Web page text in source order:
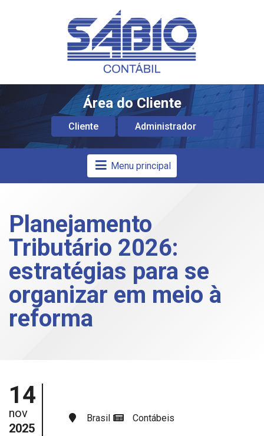
Área do Cliente
Cliente Administrador
Menu principal
Planejamento
Tributário 2026:
estratégias para se
organizar em meio à
reforma
14
nov
2025
Brasil Contábeis